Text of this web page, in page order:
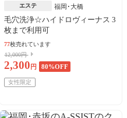
エステ 福岡･大橋
毛穴洗浄☆ハイドロヴィーナス 3
枚まで利用可
77枚売れています
12,000円
2,300 円 80%OFF
女性限定